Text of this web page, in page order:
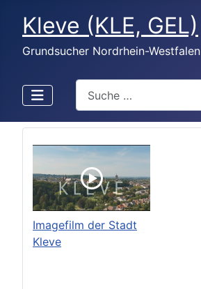
Kleve (KLE, GEL)
Grundsucher Nordrhein-Westfalen
Imagefilm der Stadt
Kleve